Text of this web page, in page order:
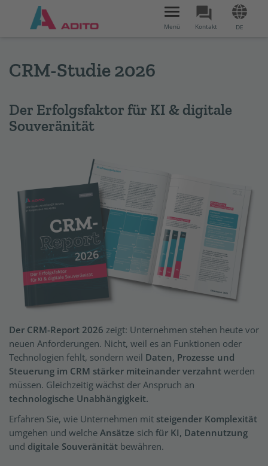
DE
Kontakt
Toggle
navigation
Menü
CRM-Studie 2026
Der Erfolgsfaktor für KI & digitale
Souveränität
Der CRM-Report 2026 zeigt: Unternehmen stehen heute vor
neuen Anforderungen. Nicht, weil es an Funktionen oder
Technologien fehlt, sondern weil Daten, Prozesse und
Steuerung im CRM stärker miteinander verzahnt werden
müssen. Gleichzeitig wächst der Anspruch an
technologische Unabhängigkeit.
Erfahren Sie, wie Unternehmen mit steigender Komplexität
umgehen und welche Ansätze sich für KI, Datennutzung
und digitale Souveränität bewähren.